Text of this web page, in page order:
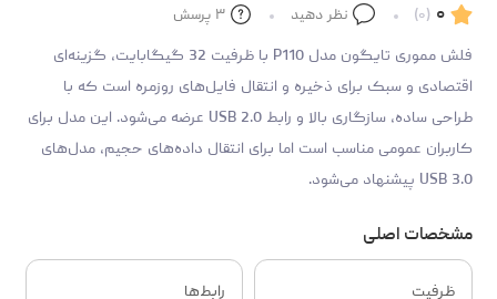
۰ (۰) نظر دهید ۳ پرسش
فلش مموری تایگون مدل P110 با ظرفیت 32 گیگابایت، گزینه‌ای
اقتصادی و سبک برای ذخیره و انتقال فایل‌های روزمره است که با
طراحی ساده، سازگاری بالا و رابط USB 2.0 عرضه می‌شود. این مدل برای
کاربران عمومی مناسب است اما برای انتقال داده‌های حجیم، مدل‌های
USB 3.0 پیشنهاد می‌شود.
مشخصات اصلی
ظرفیت
رابط‌ها